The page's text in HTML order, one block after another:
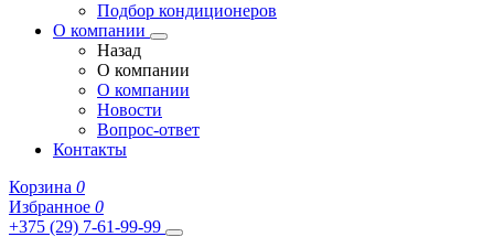
Подбор кондиционеров
О компании
Назад
О компании
О компании
Новости
Вопрос-ответ
Контакты
Корзина 0
Избранное 0
+375 (29) 7-61-99-99